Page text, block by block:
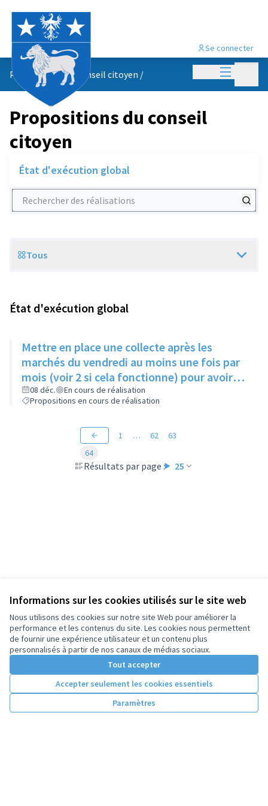
Informations sur les cookies utilisés sur le site web
Nous utilisons des cookies sur notre site Web pour améliorer la
performance et les contenus du site. Les cookies nous permettent
de fournir une expérience utilisateur et un contenu plus
personnalisés à partir de nos canaux de médias sociaux.
Tout accepter
Accepter seulement les cookies essentiels
Paramètres
Menu
Se connecter
Propositions du conseil citoyen /
Propositions du conseil
citoyen
État d'exécution global
Rechercher des réalisations
Scope
Tous
État d'exécution global
Mettre en place une collecte après les
marchés du vendredi au moins une fois par
mois (voir 2 si cela fonctionne) pour avoir
des produits frais pour l'Epice'Rill
08 déc.
En cours de réalisation
Propositions en cours de réalisation
Résultats par page : 25
1 … 62
63
64